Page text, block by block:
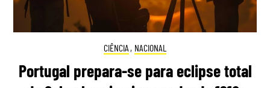
CIÊNCIA , NACIONAL
Portugal prepara-se para eclipse total